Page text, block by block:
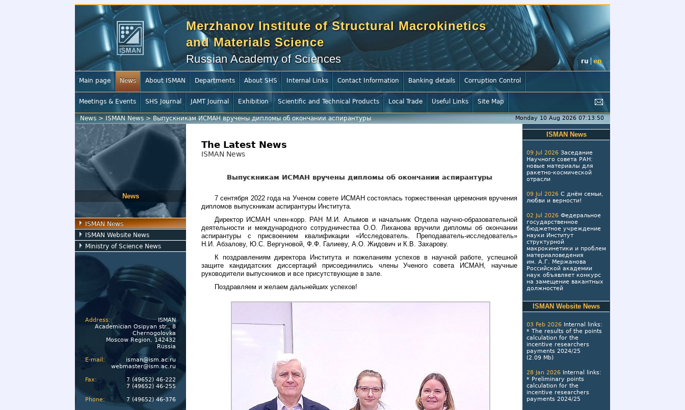
Merzhanov Institute of Structural Macrokinetics
and Materials Science
Russian Academy of Sciences ru en
Main page News About ISMAN Departments About SHS Internal Links Contact Information Banking details Corruption Control
Meetings & Events SHS Journal JAMT Journal Exhibition Scientific and Technical Products Local Trade Useful Links Site Map
News >ISMAN News>Выпускникам ИСМАН вручены дипломы об окончании аспирантуры Monday 10 Aug 2026 07:13:51
News
ISMAN News
ISMAN Website News
Ministry of Science News
Address:
ISMAN
Academician Osipyan str., 8
Chernogolovka
Moscow Region, 142432
Russia
E-mail:
isman@ism.ac.ru
webmaster@ism.ac.ru
Fax:
7 (49652) 46-222
7 (49652) 46-255
Phone:
7 (49652) 46-376
The Latest News
ISMAN News
Выпускникам ИСМАН вручены дипломы об окончании аспирантуры
7 сентября 2022 года на Ученом совете ИСМАН состоялась торжественная церемония вручения
дипломов выпускникам аспирантуры Института.
Директор ИСМАН член-корр. РАН М.И. Алымов и начальник Отдела научно-образовательной
деятельности и международного сотрудничества О.О. Лиханова вручили дипломы об окончании
аспирантуры с присвоением квалификации «Исследователь. Преподаватель-исследователь»
Н.И. Абзалову, Ю.С. Вергуновой, Ф.Ф. Галиеву, А.О. Жидович и К.В. Захарову.
К поздравлениям директора Института и пожеланиям успехов в научной работе, успешной
защите кандидатских диссертаций присоединились члены Ученого совета ИСМАН, научные
руководители выпускников и все присутствующие в зале.
Поздравляем и желаем дальнейших успехов!
ISMAN News
09 Jul 2026 Заседание
Научного совета РАН:
новые материалы для
ракетно-космической
отрасли
09 Jul 2026 С днём семьи,
любви и верности!
02 Jul 2026 Федеральное
государственное
бюджетное учреждение
науки Институт
структурной
макрокинетики и проблем
материаловедения
им. А.Г. Мержанова
Российской академии
наук объявляет конкурс
на замещение вакантных
должностей
ISMAN Website News
03 Feb 2026 Internal links:
* The results of the points
calculation for the
incentive researchers
payments 2024/25
(2.09 Mb)
28 Jan 2026 Internal links:
* Preliminary points
calculation for the
incentive researchers
payments 2024/25